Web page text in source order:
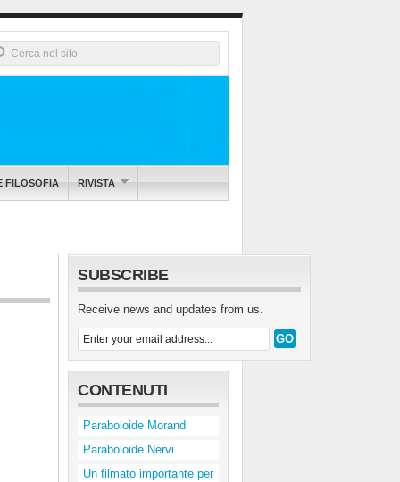
FILOSOFIA RIVISTA
SUBSCRIBE
Receive news and updates from us.
CONTENUTI
Paraboloide Morandi
Paraboloide Nervi
Un filmato importante per